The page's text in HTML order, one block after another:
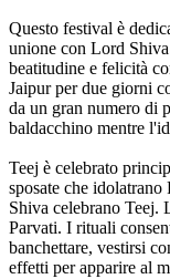
Questo festival è
unione con Lord
beatitudine e felicità
Jaipur per due giorni
da un gran numero di
baldacchino mentre
Teej è celebrato
sposate che
Shiva celebrano Teej.
Parvati. I rituali
banchettare, vestirsi
effetti per apparire al